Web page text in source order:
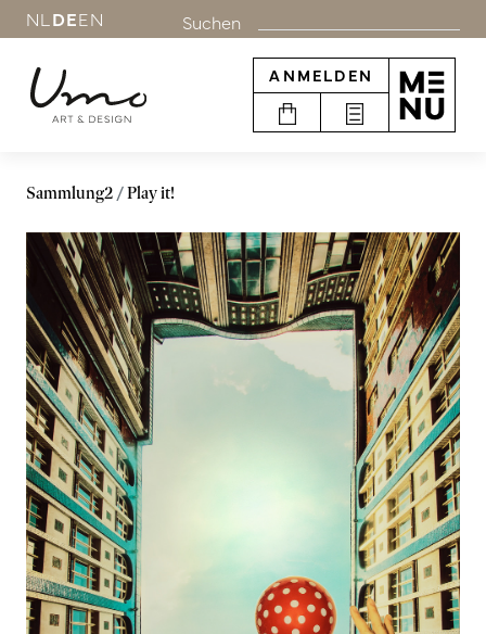
NL DEEN Suchen
ANMELDEN
Sammlung2 Play it!